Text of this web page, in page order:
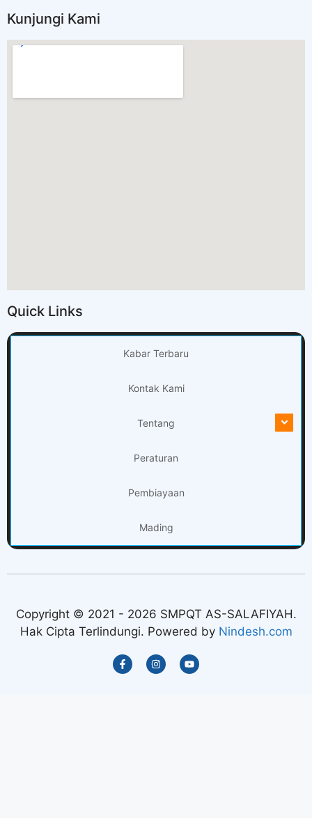
Kunjungi Kami
Quick Links
Kabar Terbaru
Kontak Kami
Tentang
Peraturan
Pembiayaan
Mading
Copyright © 2021 - 2026 SMPQT AS-SALAFIYAH.
Hak Cipta Terlindungi. Powered by Nindesh.com